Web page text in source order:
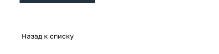
Назад к списку